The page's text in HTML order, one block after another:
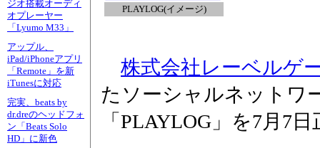
ジオ搭載オーディ
オプレーヤー
「Lyumo M33」
アップル、
iPad/iPhoneアプリ
「Remote」を新
iTunesに対応
完実、beats by
dr.dreのヘッドフォ
ン「Beats Solo
HD」に新色
PLAYLOG(イメージ)
株式会社レーベルゲ
たソーシャルネットワ
「PLAYLOG」を7月7